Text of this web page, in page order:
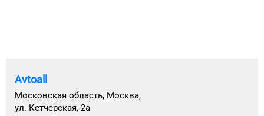
Avtoall
Московская область, Москва,
ул. Кетчерская, 2а